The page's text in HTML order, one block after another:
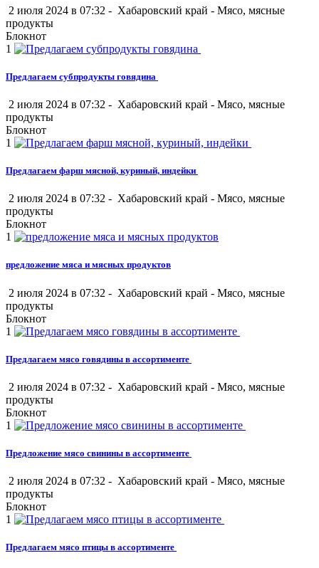
2 июля 2024 в 07:32 - Хабаровский край - Мясо, мясные
продукты
Блокнот
1
Предлагаем субпродукты говядина
2 июля 2024 в 07:32 - Хабаровский край - Мясо, мясные
продукты
Блокнот
1
Предлагаем фарш мясной, куриный, индейки
2 июля 2024 в 07:32 - Хабаровский край - Мясо, мясные
продукты
Блокнот
1
предложение мяса и мясных продуктов
2 июля 2024 в 07:32 - Хабаровский край - Мясо, мясные
продукты
Блокнот
1
Предлагаем мясо говядины в ассортименте
2 июля 2024 в 07:32 - Хабаровский край - Мясо, мясные
продукты
Блокнот
1
Предложение мясо свинины в ассортименте
2 июля 2024 в 07:32 - Хабаровский край - Мясо, мясные
продукты
Блокнот
1
Предлагаем мясо птицы в ассортименте